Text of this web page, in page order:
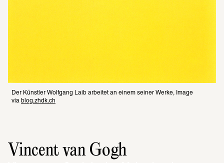
Der Künstler Wolfgang Laib arbeitet an einem seiner Werke, Image
via blog.zhdk.ch
Vincent van Gogh